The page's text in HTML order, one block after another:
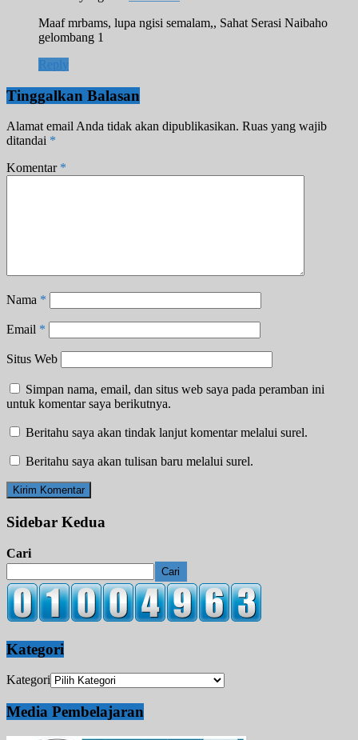
Maaf mrbams, lupa ngisi semalam,, Sahat Serasi Naibaho
gelombang 1
Reply
Tinggalkan Balasan
Alamat email Anda tidak akan dipublikasikan. Ruas yang wajib
ditandai *
Komentar *
Nama *
Email *
Situs Web
Simpan nama, email, dan situs web saya pada peramban ini
untuk komentar saya berikutnya.
Beritahu saya akan tindak lanjut komentar melalui surel.
Beritahu saya akan tulisan baru melalui surel.
Sidebar Kedua
Cari
Cari
Kategori
Kategori
Media Pembelajaran